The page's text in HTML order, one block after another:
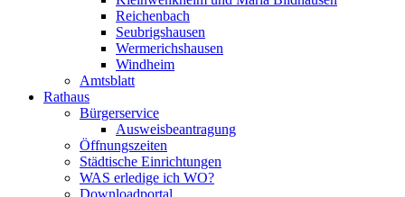
Reichenbach
Seubrigshausen
Wermerichshausen
Windheim
Amtsblatt
Rathaus
Bürgerservice
Ausweisbeantragung
Öffnungszeiten
Städtische Einrichtungen
WAS erledige ich WO?
Downloadportal